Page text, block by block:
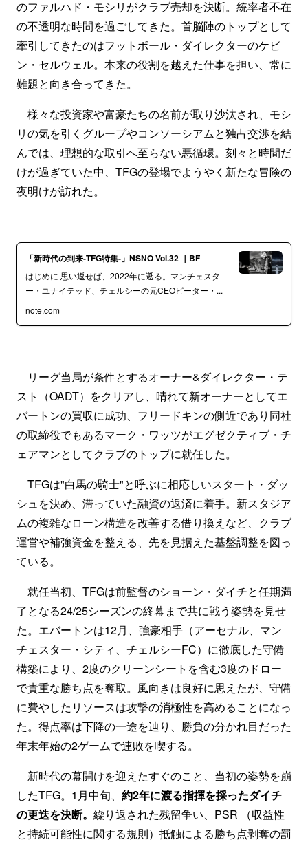
のファルハド・モシリがクラブ売却を決断。統率者不在
の不透明な時間を過ごしてきた。首脳陣のトップとして
牽引してきたのはフットボール・ダイレクターのケビ
ン・セルウェル。本来の役割を越えた仕事を担い、常に
難題と向き合ってきた。
様々な投資家や富豪たちの名前が取り沙汰され、モシ
リの気を引くグループやコンソーシアムと独占交渉を結
んでは、理想的な取引へ至らない悪循環。刻々と時間だ
けが過ぎていた中、TFGの登場でようやく新たな冒険の
夜明けが訪れた。
「新時代の到来-TFG特集-」NSNO Vol.32 ｜BF
はじめに 思い返せば、2022年に遡る。マンチェスタ
ー・ユナイテッド、チェルシーの元CEOピーター・...
note.com
リーグ当局が条件とするオーナー&ダイレクター・テ
スト（OADT）をクリアし、晴れて新オーナーとしてエ
バートンの買収に成功、フリードキンの側近であり同社
の取締役でもあるマーク・ワッツがエグゼクティブ・チ
ェアマンとしてクラブのトップに就任した。
TFGは"白馬の騎士"と呼ぶに相応しいスタート・ダッ
シュを決め、滞っていた融資の返済に着手。新スタジア
ムの複雑なローン構造を改善する借り換えなど、クラブ
運営や補強資金を整える、先を見据えた基盤調整を図っ
ている。
就任当初、TFGは前監督のショーン・ダイチと任期満
了となる24/25シーズンの終幕まで共に戦う姿勢を見せ
た。エバートンは12月、強豪相手（アーセナル、マン
チェスター・シティ、チェルシーFC）に徹底した守備
構築により、2度のクリーンシートを含む3度のドロー
で貴重な勝ち点を奪取。風向きは良好に思えたが、守備
に費やしたリソースは攻撃の消極性を高めることになっ
た。得点率は下降の一途を辿り、勝負の分かれ目だった
年末年始の2ゲームで連敗を喫する。
新時代の幕開けを迎えたすぐのこと、当初の姿勢を崩
したTFG。1月中旬、 約2年に渡る指揮を採ったダイチ
の更迭を決断。 繰り返された残留争い、PSR （収益性
と持続可能性に関する規則）抵触による勝ち点剥奪の罰